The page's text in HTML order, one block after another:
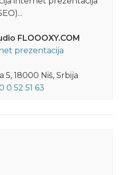
FLOOOXY.COM
prezentacija
5, 18000 Niš, Srbija
0 52 51 63